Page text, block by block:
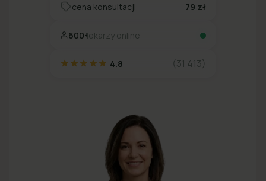
cena konsultacji 79 zł
600+lekarzy online
4.8 (31 413)